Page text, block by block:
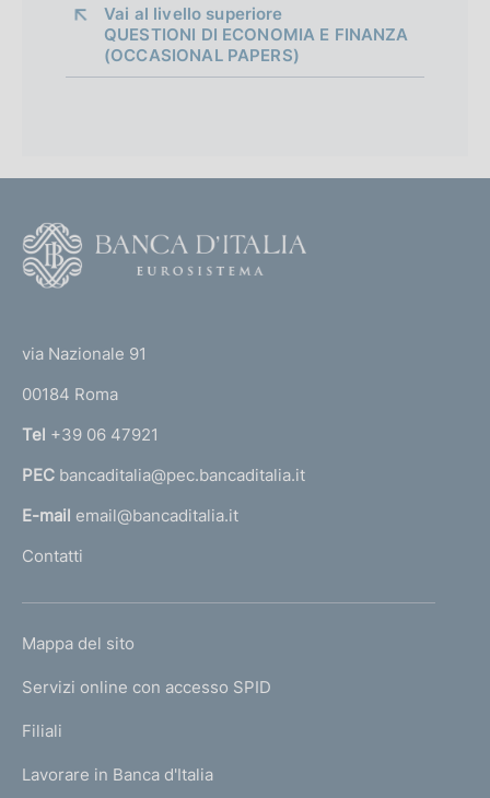
o
o
n
i
m
e
n
t
o
Vai al livello superiore
QUESTIONI DI ECONOMIA E FINANZA
(OCCASIONAL PAPERS)
r
n
a
l
'
m
e
a
g
via Nazionale 91
00184 Roma
Tel +39 06 47921
PEC bancaditalia@pec.bancaditalia.it
E-mail email@bancaditalia.it
Contatti
L
N
K
T
Mappa del sito
Servizi online con accesso SPID
Filiali
Lavorare in Banca d'Italia